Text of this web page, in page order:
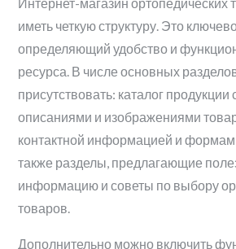
Интернет-магазин ортопедических
иметь четкую структуру. Это
определяющий удобство и
ресурса. В числе основных
присутствовать: каталог
описаниями и изображениями
контактной информацией и
также разделы, предлагающие
информацию и советы по выбору
товаров.
Дополнительно можно включить